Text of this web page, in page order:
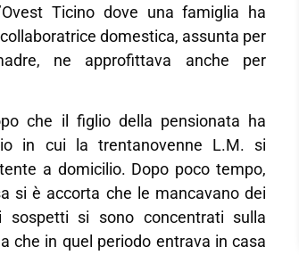
Ticino dove una famiglia ha
domestica, assunta per
ne approfittava anche per
che il figlio della pensionata ha
in cui la trentanovenne L.M. si
a domicilio. Dopo poco tempo,
si è accorta che le mancavano dei
sospetti si sono concentrati sulla
che in quel periodo entrava in casa